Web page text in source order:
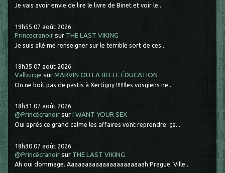
Je vais avoir envie de lire le livre de Binet et voir le...
19h55 07 août 2026
Princecranoir sur THE LAST VIKING
Je suis allé me renseigner sur le terrible sort de ces...
18h35 07 août 2026
Valburge surMARVIN OU LA BELLE ÉDUCATION
On ne boit pas de pastis à Xertigny !!!!!!les vosgiens ne...
18h31 07 août 2026
@Princécranoir surI WANT YOUR SEX
Oui après ce grand calme les affaires vont reprendre. ça...
18h30 07 août 2026
@Princécranoir sur THE LAST VIKING
Ah oui dommage. Aaaaaaaaaaaaaaaaaaaaaah Prague. Ville...